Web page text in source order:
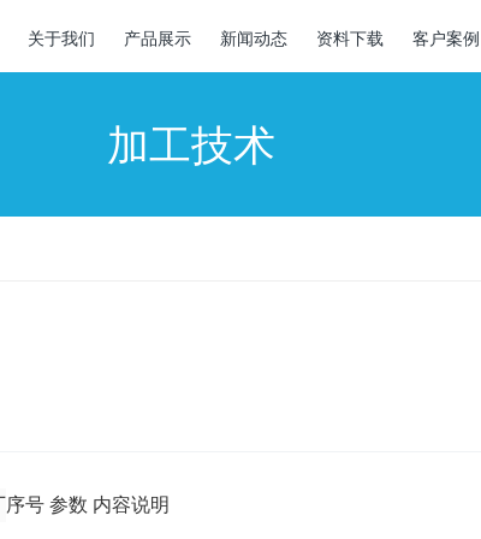
关于我们 产品展示 新闻动态 资料下载 客户案例
加工技术
序号 参数 内容说明